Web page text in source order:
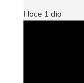
Hace 1 día